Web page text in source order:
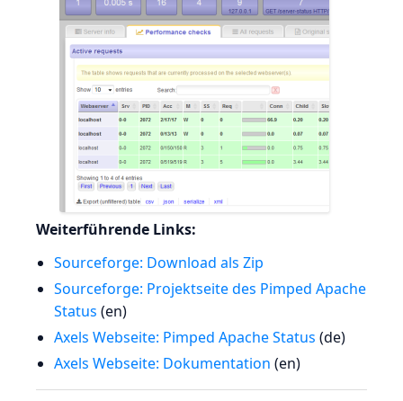
Weiterführende Links:
Sourceforge: Download als Zip
Sourceforge: Projektseite des Pimped Apache
Status (en)
Axels Webseite: Pimped Apache Status (de)
Axels Webseite: Dokumentation (en)